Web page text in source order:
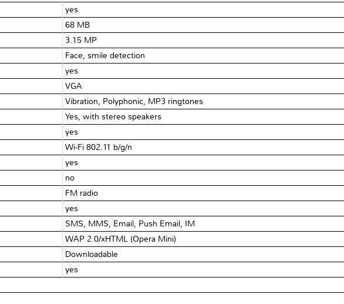
yes
68 MB
3.15 MP
Face, smile detection
yes
VGA
Vibration, Polyphonic, MP3 ringtones
Yes, with stereo speakers
yes
Wi-Fi 802.11 b/g/n
yes
no
FM radio
yes
SMS, MMS, Email, Push Email, IM
WAP 2.0/xHTML (Opera Mini)
Downloadable
yes